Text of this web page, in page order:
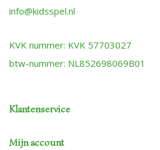
info@kidsspel.nl
KVK nummer: KVK 57703027
btw-nummer: NL852698069B01
Klantenservice
Mijn account